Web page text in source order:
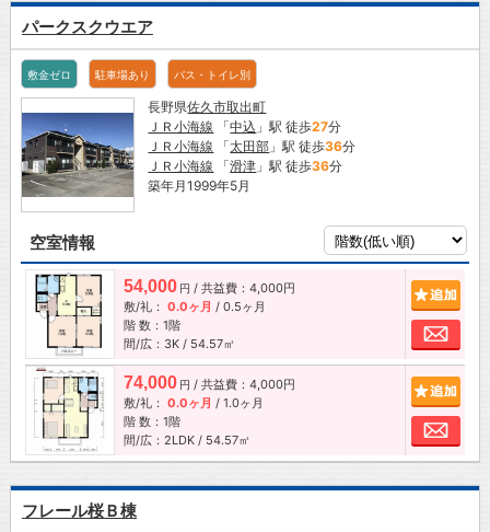
パークスクウエア
敷金ゼロ 駐車場あり バス・トイレ別
長野県佐久市取出町
ＪＲ小海線 「中込 」駅 徒歩27分
ＪＲ小海線 「太田部 」駅 徒歩36分
ＪＲ小海線 「滑津 」駅 徒歩36分
築年月1999年5月
空室情報
54,000 円 / 共益費：4,000円
敷/礼： 0.0ヶ月 / 0.5ヶ月
階 数：1階
間/広：3K / 54.57㎡
お
74,000 円 / 共益費：4,000円
敷/礼： 0.0ヶ月 / 1.0ヶ月
階 数：1階
間/広：2LDK / 54.57㎡
お
フレール桜Ｂ棟